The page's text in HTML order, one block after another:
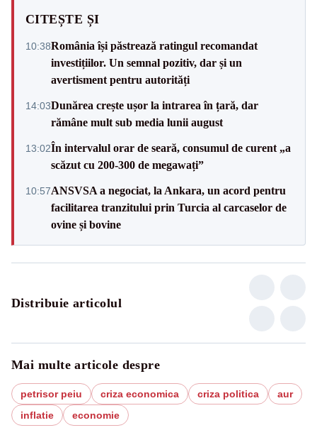
CITEȘTE ȘI
10:38România își păstrează ratingul recomandat
investițiilor. Un semnal pozitiv, dar și un
avertisment pentru autorități
14:03Dunărea crește ușor la intrarea în țară, dar
rămâne mult sub media lunii august
13:02În intervalul orar de seară, consumul de curent „a
scăzut cu 200-300 de megawați”
10:57ANSVSA a negociat, la Ankara, un acord pentru
facilitarea tranzitului prin Turcia al carcaselor de
ovine și bovine
Distribuie articolul
Mai multe articole despre
petrisor peiu criza economica criza politica
aur
inflatie
economie